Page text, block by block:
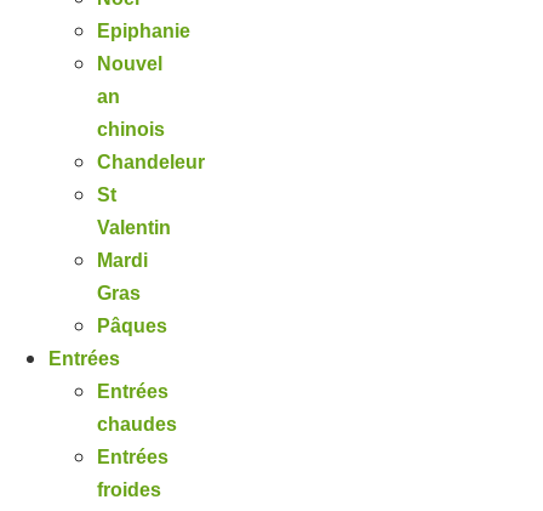
Epiphanie
Nouvel
an
chinois
Chandeleur
St
Valentin
Mardi
Gras
Pâques
Entrées
Entrées
chaudes
Entrées
froides